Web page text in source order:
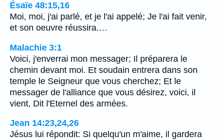
Ésaïe 48:15,16
Moi, moi, j'ai parlé, et je l'ai appelé; Je l'ai fait venir,
et son oeuvre réussira.…
Malachie 3:1
Voici, j'enverrai mon messager; Il préparera le
chemin devant moi. Et soudain entrera dans son
temple le Seigneur que vous cherchez; Et le
messager de l'alliance que vous désirez, voici, il
vient, Dit l'Eternel des armées.
Jean 14:23,24,26
Jésus lui répondit: Si quelqu'un m'aime, il gardera